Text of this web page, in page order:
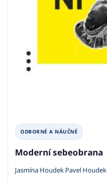
ODBORNÉ A NÁUČNÉ
Moderní sebeobrana
Jasmína Houdek Pavel Houdek